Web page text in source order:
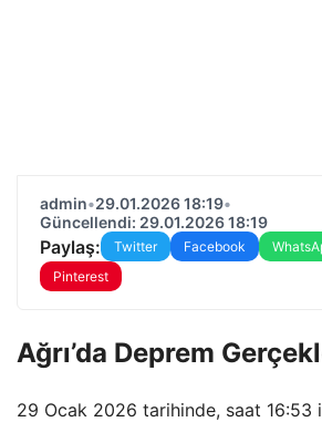
admin•29.01.2026 18:19•
Güncellendi: 29.01.2026 18:19
Paylaş: Twitter Facebook
Pinterest
Ağrı’da Deprem
29 Ocak 2026 tarihinde, saat 16:53